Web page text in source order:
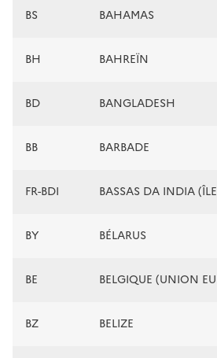
BS BAHAMAS
BH BAHREÏN
BD BANGLADESH
BB BARBADE
FR-BDI BASSAS DA INDIA
BY BÉLARUS
BE BELGIQUE (UNION
BZ BELIZE